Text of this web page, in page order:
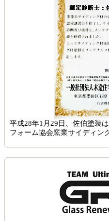
平成28年1月29日、佐伯塗装
フォーム協会窯業サイディン